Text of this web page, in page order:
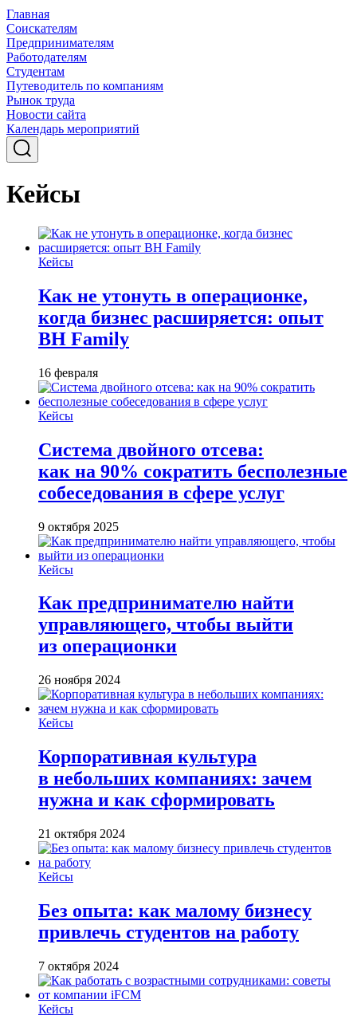
Главная
Соискателям
Предпринимателям
Работодателям
Студентам
Путеводитель по компаниям
Рынок труда
Новости сайта
Календарь мероприятий
Кейсы
Кейсы
Как не утонуть в операционке,
когда бизнес расширяется: опыт
BH Family
16 февраля
Кейсы
Система двойного отсева:
как на 90% сократить бесполезные
собеседования в сфере услуг
9 октября 2025
Кейсы
Как предпринимателю найти
управляющего, чтобы выйти
из операционки
26 ноября 2024
Кейсы
Корпоративная культура
в небольших компаниях: зачем
нужна и как сформировать
21 октября 2024
Кейсы
Без опыта: как малому бизнесу
привлечь студентов на работу
7 октября 2024
Кейсы